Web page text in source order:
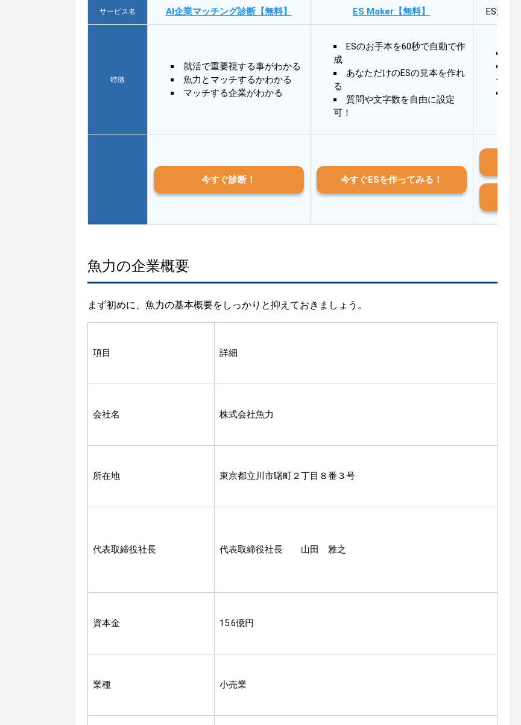
サービス名 AI企業マッチング診断【無料】 ES Maker【無料】 ES添削
特徴
就活で重要視する事がわかる
魚力とマッチするかわかる
マッチする企業がわかる
ESのお手本を60秒で自動で作
成
あなただけのESの見本を作れ
る
質問や文字数を自由に設定
可！
作成
今すぐ診断！ 今すぐESを作ってみる！
魚力の企業概要
まず初めに、魚力の基本概要をしっかりと抑えておきましょう。
項目 詳細
会社名 株式会社魚力
所在地 東京都立川市曙町２丁目８番３号
代表取締役社長 代表取締役社長 山田 雅之
資本金 15.6億円
業種 小売業